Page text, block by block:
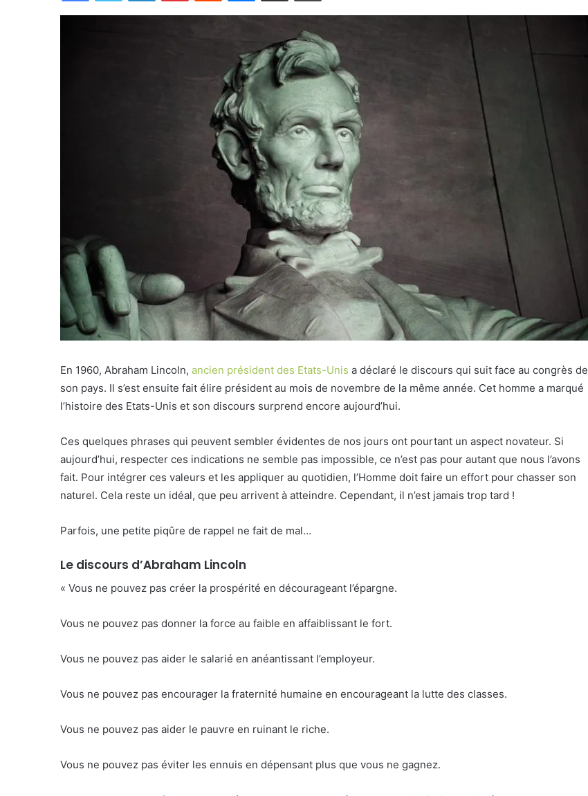
article
au
hasard.
En 1960, Abraham Lincoln, ancien président des Etats-Unis a déclaré le discours qui suit face au congrès de
son pays. Il s’est ensuite fait élire président au mois de novembre de la même année. Cet homme a marqué
l’histoire des Etats-Unis et son discours surprend encore aujourd’hui.
Ces quelques phrases qui peuvent sembler évidentes de nos jours ont pourtant un aspect novateur. Si
aujourd’hui, respecter ces indications ne semble pas impossible, ce n’est pas pour autant que nous l’avons
fait. Pour intégrer ces valeurs et les appliquer au quotidien, l’Homme doit faire un effort pour chasser son
naturel. Cela reste un idéal, que peu arrivent à atteindre. Cependant, il n’est jamais trop tard !
Parfois, une petite piqûre de rappel ne fait de mal…
Le discours d’Abraham Lincoln
« Vous ne pouvez pas créer la prospérité en décourageant l’épargne.
Vous ne pouvez pas donner la force au faible en affaiblissant le fort.
Vous ne pouvez pas aider le salarié en anéantissant l’employeur.
Vous ne pouvez pas encourager la fraternité humaine en encourageant la lutte des classes.
Vous ne pouvez pas aider le pauvre en ruinant le riche.
Vous ne pouvez pas éviter les ennuis en dépensant plus que vous ne gagnez.